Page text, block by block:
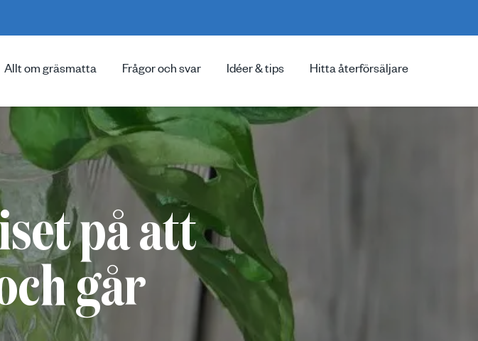
Allt om gräsmatta Frågor och svar Idéer & tips Hitta återförsäljare
på att
går